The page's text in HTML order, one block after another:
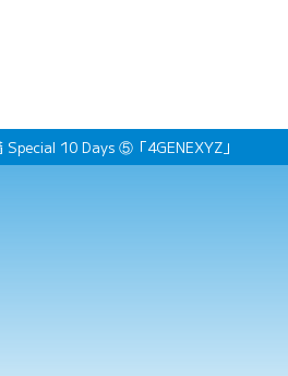
Special 10 Days ⑤「4GENEXYZ」